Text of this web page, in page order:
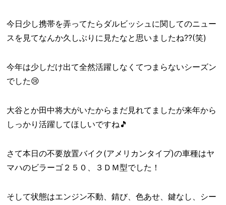
今日少し携帯を弄ってたらダルビッシュに関してのニュー
スを見てなんか久しぶりに見たなと思いましたね??(笑)
今年は少しだけ出て全然活躍しなくてつまらないシーズン
でした😢
大谷とか田中将大がいたからまだ見れてましたが来年から
しっかり活躍してほしいですね🎵
さて本日の不要放置バイク(アメリカンタイプ)の車種はヤ
マハのビラーゴ２５０、３ＤＭ型でした！
そして状態はエンジン不動、錆び、色あせ、鍵なし、シー